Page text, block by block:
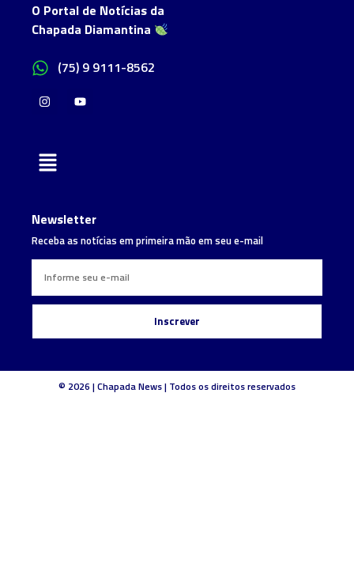
O Portal de Notícias da
Chapada Diamantina
(75) 9 9111-8562
Newsletter
Receba as notícias em primeira mão em seu e-mail
Inscrever
© 2026 | Chapada News | Todos os direitos reservados